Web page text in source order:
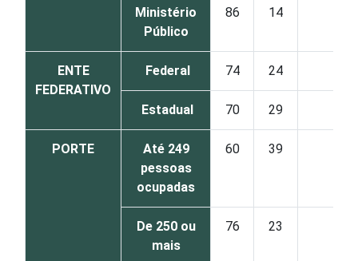
Ministério
Público
86 14
ENTE
FEDERATIVO
Federal 74 24
Estadual 70 29
PORTE
Até 249
pessoas
ocupadas
60 39
De 250 ou
mais
76 23